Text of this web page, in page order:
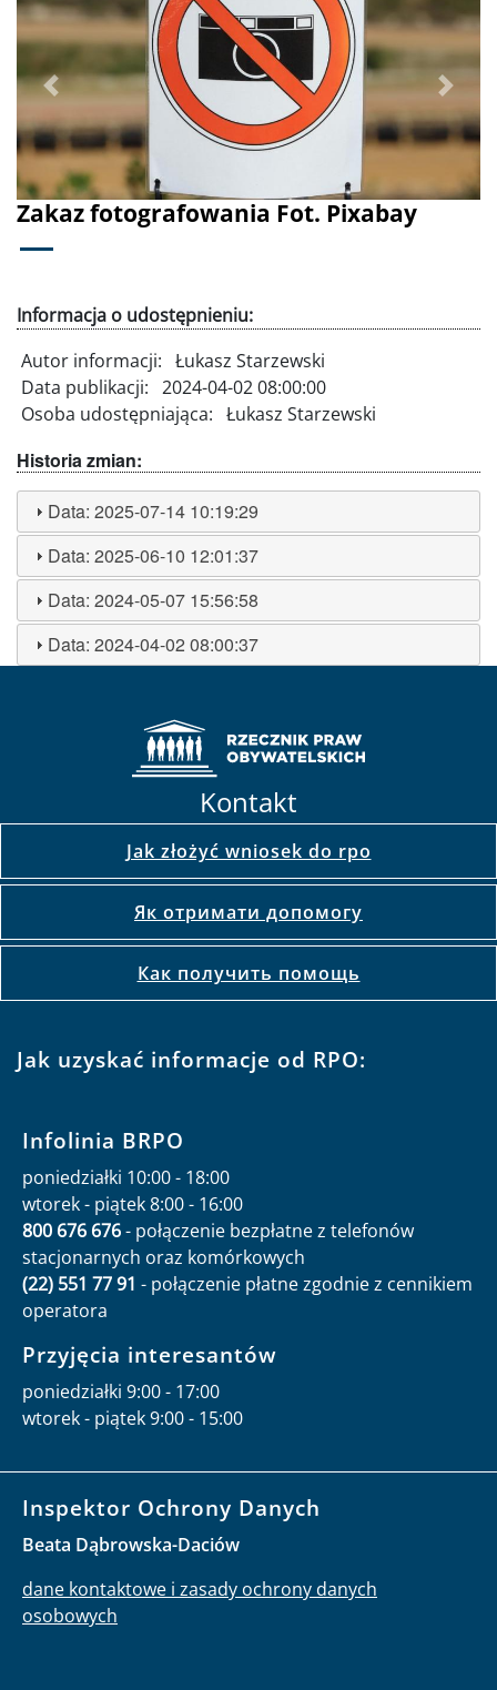
Zakaz fotografowania Fot. Pixabay
Poprzednie Dalej
Informacja o udostępnieniu:
Autor informacji: Łukasz Starzewski
Data publikacji: 2024-04-02 08:00:00
Osoba udostępniająca: Łukasz Starzewski
Historia zmian:
Data:2025-07-14 10:19:29
Data:2025-06-10 12:01:37
Data:2024-05-07 15:56:58
Data:2024-04-02 08:00:37
Kontakt
Jak złożyć wniosek do rpo
Як отримати допомогу
Как получить помощь
Jak uzyskać informacje od RPO:
Infolinia BRPO
poniedziałki 10:00 - 18:00
wtorek - piątek 8:00 - 16:00
800 676 676- połączenie bezpłatne z telefonów
stacjonarnych oraz komórkowych
(22) 551 77 91 - połączenie płatne zgodnie z cennikiem
operatora
Przyjęcia interesantów
poniedziałki 9:00 - 17:00
wtorek - piątek 9:00 - 15:00
Inspektor Ochrony Danych
Beata Dąbrowska-Daciów
dane kontaktowe i zasady ochrony danych
osobowych